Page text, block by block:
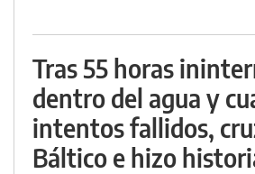
Tras 55 horas
dentro del agua y
intentos fallidos,
Báltico e hizo